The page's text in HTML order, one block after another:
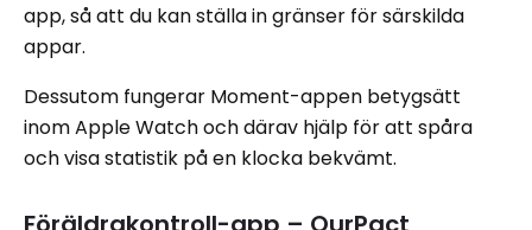
app, så att du kan ställa in gränser för särskilda
appar.
Dessutom fungerar Moment-appen betygsätt
inom Apple Watch och därav hjälp för att spåra
och visa statistik på en klocka bekvämt.